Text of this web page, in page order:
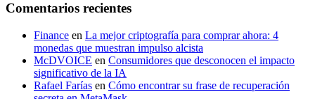
Comentarios recientes
Finance en La mejor criptografía para comprar ahora: 4
monedas que muestran impulso alcista
McDVOICE en Consumidores que desconocen el impacto
significativo de la IA
Rafael Farías en Cómo encontrar su frase de recuperación